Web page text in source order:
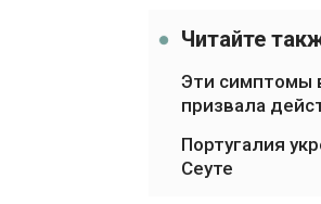
Читайте
Эти симптомы
призвала
Португалия
Сеуте